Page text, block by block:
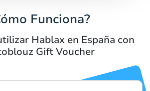
Funciona?
Hablax en España con
Gift Voucher